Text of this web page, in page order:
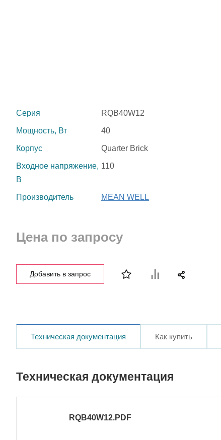
Серия RQB40W12
Мощность, Вт 40
Корпус Quarter Brick
Входное напряжение,
В
110
Производитель MEAN WELL
Цена по запросу
Добавить в запрос
Техническая документация Как купить
Техническая документация
RQB40W12.PDF